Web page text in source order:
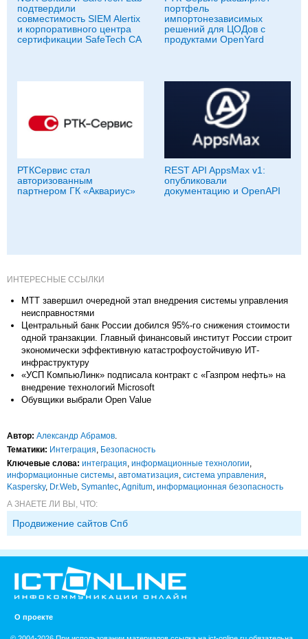
подтвердили
совместимость SIEM Alertix
и корпоративного центра
сертификации SafeTech CA
портфель
импортонезависимых
решений для ЦОДов с
продуктами OpenYard
РТКСервис стал
авторизованным
партнером ГК «Аквариус»
REST API AppsMax v1:
опубликовали
документацию и OpenAPI
ИНТЕРЕСНЫЕ ССЫЛКИ
МТТ завершил очередной этап внедрения системы управления
неисправностями
Центральный банк России добился 95%-го снижения стоимости
одной транзакции. Главный финансовый институт России строит
экономически эффективную катастрофоустойчивую ИТ-
инфраструктуру
«УСП КомпьюЛинк» подписала контракт с «Газпром нефть» на
внедрение технологий Microsoft
Обувщики выбрали Open Value
Автор: Александр Абрамов
Тематики: Интеграция Безопасность
Ключевые слова: интеграция информационные технологии
информационные системы автоматизация система управления
Kaspersky, Dr.Web Symantec Agnitum информационная безопасность
А ЗНАЕТЕ ЛИ ВЫ, ЧТО:
Продвижение сайтов Спб
О проекте